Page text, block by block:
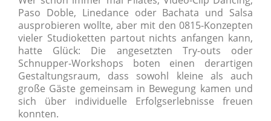
Paso Doble, Linedance oder Bachata und Salsa
ausprobieren wollte, aber mit den 0815-Konzepten
vieler Studioketten partout nichts anfangen kann,
hatte Glück: Die angesetzten Try-outs oder
Schnupper-Workshops boten einen derartigen
Gestaltungsraum, dass sowohl kleine als auch
große Gäste gemeinsam in Bewegung kamen und
sich über individuelle Erfolgserlebnisse freuen
konnten.